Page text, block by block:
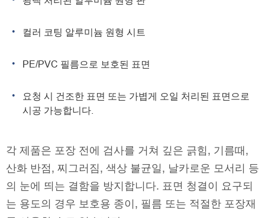
컬러 코팅 알루미늄 원형 시트
PE/PVC 필름으로 보호된 표면
요청 시 건조한 표면 또는 가볍게 오일 처리된 표면으로
시공 가능합니다.
각 제품은 포장 전에 검사를 거쳐 깊은 긁힘, 기름때,
산화 반점, 찌그러짐, 색상 불균일, 날카로운 모서리 등
의 눈에 띄는 결함을 방지합니다. 표면 청결이 요구되
는 용도의 경우 보호용 종이, 필름 또는 적절한 포장재